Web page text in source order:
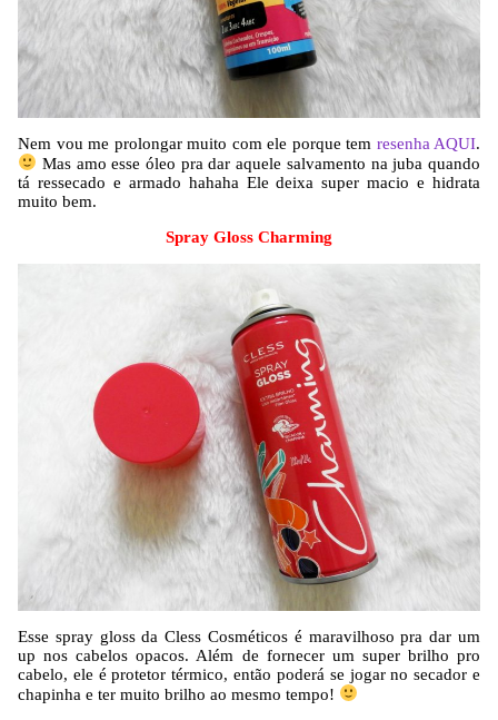
Nem vou me prolongar muito com ele porque tem resenha AQUI.
Mas amo esse óleo pra dar aquele salvamento na juba quando
tá ressecado e armado hahaha Ele deixa super macio e hidrata
muito bem.
Spray Gloss Charming
Esse spray gloss da Cless Cosméticos é maravilhoso pra dar um
up nos cabelos opacos. Além de fornecer um super brilho pro
cabelo, ele é protetor térmico, então poderá se jogar no secador e
chapinha e ter muito brilho ao mesmo tempo!